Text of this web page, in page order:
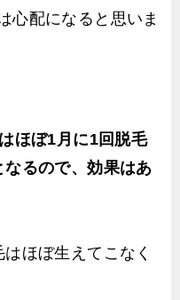
心配になると思いま
ほぼ1月に1回脱毛
るので、効果はあ
ほぼ生えてこなく